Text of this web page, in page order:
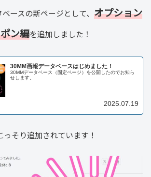
ースの新ページとして、 オプション
ン編を追加しました！
30MM画報データベースはじめました！
30MMデータベース（固定ページ）を公開したのでお知ら
せします。
2025.07.19
そり追加されています！